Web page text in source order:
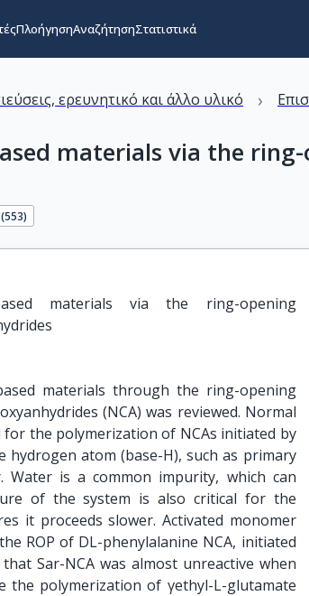
ΠλοήγησηΑναζήτησηΣτατιστικά
ερευνητικό και άλλο υλικό ›
materials via the
553)
materials via the ring-opening
materials through the ring-opening
(NCA) was reviewed. Normal
the polymerization of NCAs initiated by
atom (base-H), such as primary
Water is a common impurity, which can
of the system is also critical for the
it proceeds slower. Activated monomer
ROP of DL-phenylalanine NCA, initiated
Sar-NCA was almost unreactive when
the polymerization of γethyl-L-glutamate